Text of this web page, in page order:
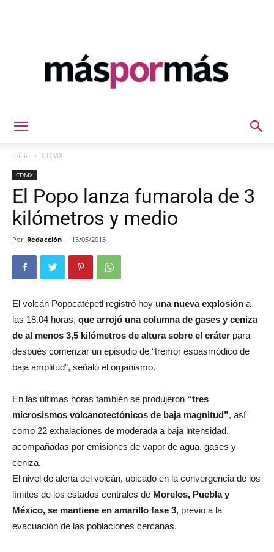
Inicio CDMX
CDMX
El Popo lanza fumarola de 3
kilómetros y medio
Por Redacción - 15/05/2013
El volcán Popocatépetl registró hoy una nueva explosión a
las 18.04 horas, que arrojó una columna de gases y ceniza
de al menos 3,5 kilómetros de altura sobre el cráter para
después comenzar un episodio de “tremor espasmódico de
baja amplitud”, señaló el organismo.
En las últimas horas también se produjeron “tres
microsismos volcanotectónicos de baja magnitud”, así
como 22 exhalaciones de moderada a baja intensidad,
acompañadas por emisiones de vapor de agua, gases y
ceniza.
El nivel de alerta del volcán, ubicado en la convergencia de los
límites de los estados centrales de Morelos, Puebla y
México, se mantiene en amarillo fase 3, previo a la
evacuación de las poblaciones cercanas.